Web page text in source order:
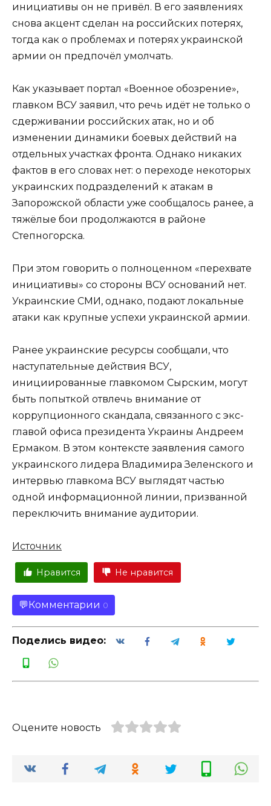
инициативы он не привёл. В его заявлениях
снова акцент сделан на российских потерях,
тогда как о проблемах и потерях украинской
армии он предпочёл умолчать.
Как указывает портал «Военное обозрение»,
главком ВСУ заявил, что речь идёт не только о
сдерживании российских атак, но и об
изменении динамики боевых действий на
отдельных участках фронта. Однако никаких
фактов в его словах нет: о переходе некоторых
украинских подразделений к атакам в
Запорожской области уже сообщалось ранее, а
тяжёлые бои продолжаются в районе
Степногорска.
При этом говорить о полноценном «перехвате
инициативы» со стороны ВСУ оснований нет.
Украинские СМИ, однако, подают локальные
атаки как крупные успехи украинской армии.
Ранее украинские ресурсы сообщали, что
наступательные действия ВСУ,
инициированные главкомом Сырским, могут
быть попыткой отвлечь внимание от
коррупционного скандала, связанного с экс-
главой офиса президента Украины Андреем
Ермаком. В этом контексте заявления самого
украинского лидера Владимира Зеленского и
интервью главкома ВСУ выглядят частью
одной информационной линии, призванной
переключить внимание аудитории.
Источник
Нравится Не нравится
Комментарии 0
Поделись видео:
Оцените новость